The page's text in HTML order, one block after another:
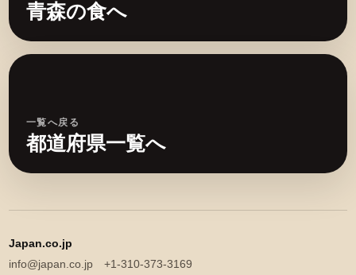
青森の食へ
一覧へ戻る
都道府県一覧へ
Japan.co.jp
info@japan.co.jp +1-310-373-3169